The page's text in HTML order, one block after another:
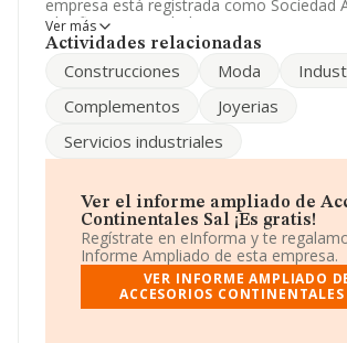
empresa está registrada como Sociedad
Clasifica su actividad CNAE como
por cuenta de terceros', código 2562. La
al 2023 y teniendo en cuenta la
empleados por debajo de la media de
INFORMA, atendiendo a los niveles de
empresa, se destaca que: en 2024, la
ganado 1 posiciones en el ranking
117 al 116. En el ranking del sector,
empresa están compañías como, por
Trabajos Metalicos Sociedad
Burjasot S.A; sin embargo, algunas de
Ver más
Actividades relacionadas
Construcciones Moda
Complementos
Joyerias
Servicios industriales
Ver el informe ampliado de
Continentales Sal ¡Es gratis!
Regístrate en eInforma y te
Informe Ampliado de esta empresa.
VER INFORME AMPLIADO
ACCESORIOS CONTINENTALES